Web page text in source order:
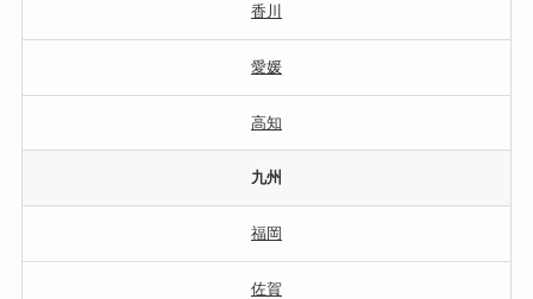
香川
愛媛
高知
九州
福岡
佐賀